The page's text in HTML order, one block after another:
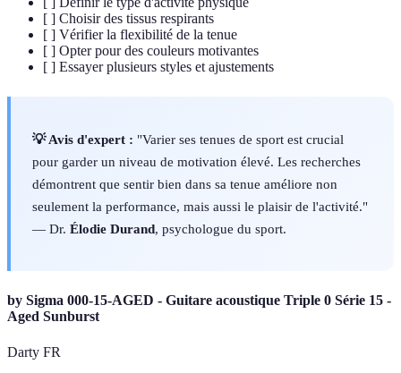
[ ] Choisir des tissus respirants
[ ] Vérifier la flexibilité de la tenue
[ ] Opter pour des couleurs motivantes
[ ] Essayer plusieurs styles et ajustements
💡 Avis d'expert : "Varier ses tenues de sport est crucial
pour garder un niveau de motivation élevé. Les recherches
démontrent que sentir bien dans sa tenue améliore non
seulement la performance, mais aussi le plaisir de l'activité."
— Dr. Élodie Durand, psychologue du sport.
by Sigma 000-15-AGED - Guitare acoustique Triple 0 Série 15 -
Aged Sunburst
Darty FR